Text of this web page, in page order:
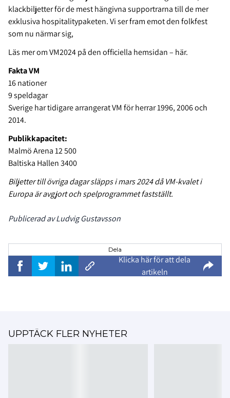
klackbiljetter för de mest hängivna supportrarna till de mer
exklusiva hospitalitypaketen. Vi ser fram emot den folkfest
som nu närmar sig,
Läs mer om VM2024 på den officiella hemsidan – här.
Fakta VM
16 nationer
9 speldagar
Sverige har tidigare arrangerat VM för herrar 1996, 2006 och
2014.
Publikkapacitet:
Malmö Arena 12 500
Baltiska Hallen 3400
Biljetter till övriga dagar släpps i mars 2024 då VM-kvalet i
Europa är avgjort och spelprogrammet fastställt.
Publicerad av Ludvig Gustavsson
Dela
Klicka här för att dela
artikeln
UPPTÄCK FLER NYHETER